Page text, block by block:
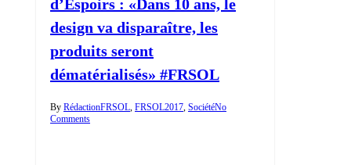
d’Espoirs : «Dans 10 ans, le
design va disparaître, les
produits seront
dématérialisés» #FRSOL
By RédactionFRSOL,FRSOL2017,SociétéNo
Comments